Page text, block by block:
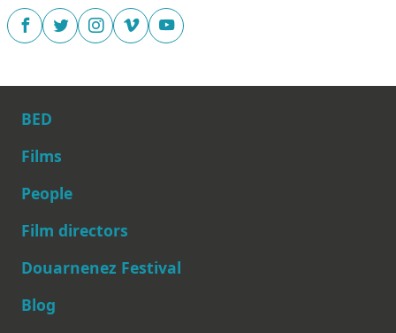
Main navigation
BED
Films
People
Film directors
Douarnenez Festival
Blog